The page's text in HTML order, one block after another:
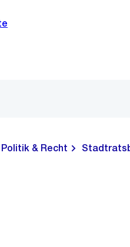
Politik & Recht